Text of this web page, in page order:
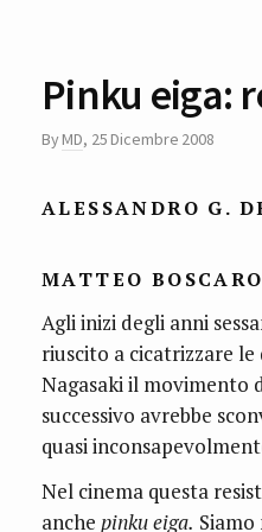
Pinku eiga:
ByMD, 25 Dicembre 2008
ALESSANDRO G.
MATTEO
Agli inizi degli anni
riuscito a cicatrizzare
Nagasaki il movimento
successivo avrebbe
quasi
Nel cinema questa
anche pinku eiga. Siamo